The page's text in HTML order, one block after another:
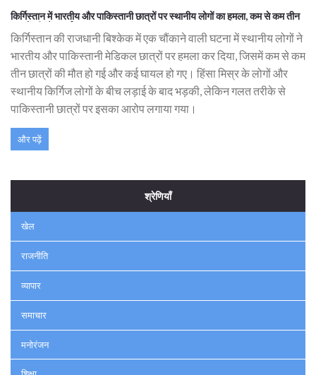
किर्गिस्तान में भारतीय और पाकिस्तानी छात्रों पर स्थानीय लोगों का हमला, कम से कम तीन
किर्गिस्तान की राजधानी बिश्केक में एक चौंकाने वाली घटना में स्थानीय लोगों ने
भारतीय और पाकिस्तानी मेडिकल छात्रों पर हमला कर दिया, जिसमें कम से कम
तीन छात्रों की मौत हो गई और कई घायल हो गए। हिंसा मिस्र के लोगों और
स्थानीय किर्गिज लोगों के बीच लड़ाई के बाद भड़की, लेकिन गलत तरीके से
पाकिस्तानी छात्रों पर इसका आरोप लगाया गया।
और पढ़ें
श्रेणियाँ
खेल
राजनीति
व्यापार
समाचार
मनोरंजन